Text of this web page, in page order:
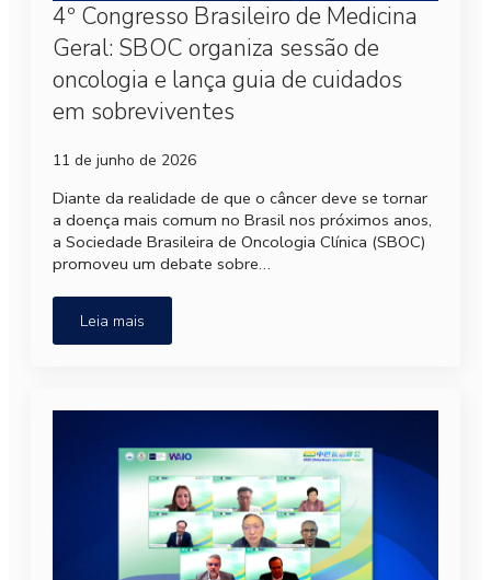
4º Congresso Brasileiro de Medicina
Geral: SBOC organiza sessão de
oncologia e lança guia de cuidados
em sobreviventes
11 de junho de 2026
Diante da realidade de que o câncer deve se tornar
a doença mais comum no Brasil nos próximos anos,
a Sociedade Brasileira de Oncologia Clínica (SBOC)
promoveu um debate sobre…
Leia mais